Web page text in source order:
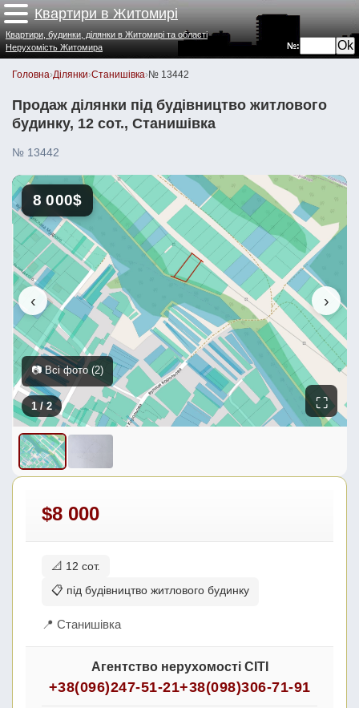
Квартири в Житомирі
№:
Квартири, будинки, ділянки в Житомирі та області
Нерухомість Житомира
Головна›Ділянки›Станишівка›№ 13442
Продаж ділянки під будівництво житлового
будинку, 12 сот., Станишівка
№ 13442
‹ ›
8 000$
1 / 2 ⛶
📷 Всі фото (2)
$8 000
📐 12 сот.
📋 під будівництво житлового будинку
📍 Станишівка
Агентство нерухомості СІТІ
+38(096)247-51-21+38(098)306-71-91